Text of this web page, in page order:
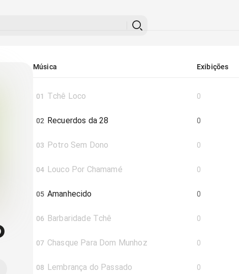
Música Exibições
01 Tchê Loco 0
02 Recuerdos da 28 0
03 Potro Sem Dono 0
04 Louco Por Chamamé 0
05 Amanhecido 0
06 Barbaridade Tchê 0
07 Chasque Para Dom Munhoz 0
08 Lembrança do Passado 0